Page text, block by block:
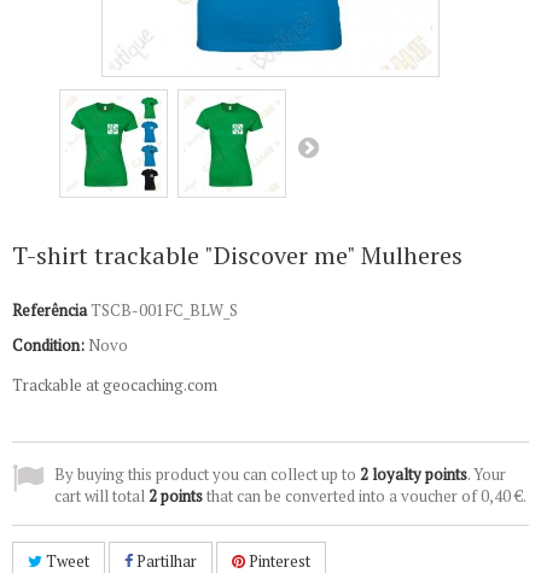
T-shirt trackable "Discover me" Mulheres
ReferênciaTSCB-001FC_BLW_S
Condition: Novo
Trackable at geocaching.com
By buying this product you can collect up to 2loyalty points. Your
cart will total2pointsthat can be converted into a voucher of0,40 €.
Tweet Partilhar Pinterest